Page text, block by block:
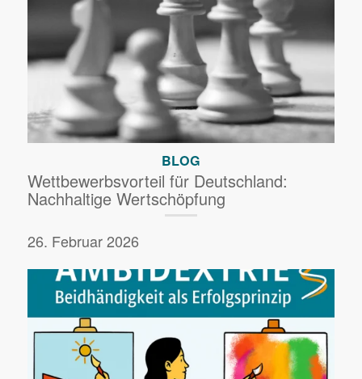
BLOG
Wettbewerbsvorteil für Deutschland:
Nachhaltige Wertschöpfung
26. Februar 2026